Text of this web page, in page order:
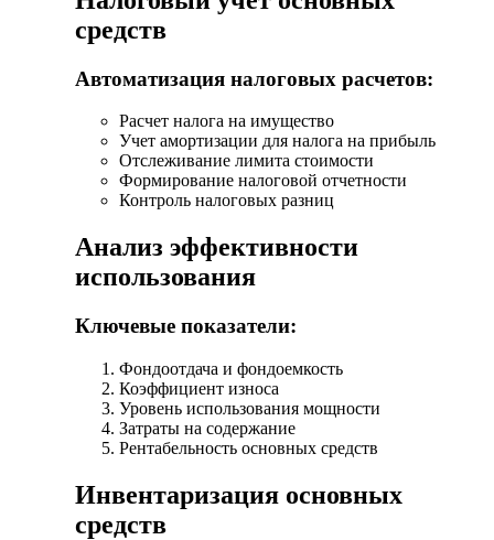
средств
Автоматизация налоговых расчетов:
Расчет налога на имущество
Учет амортизации для налога на прибыль
Отслеживание лимита стоимости
Формирование налоговой отчетности
Контроль налоговых разниц
Анализ эффективности
использования
Ключевые показатели:
Фондоотдача и фондоемкость
Коэффициент износа
Уровень использования мощности
Затраты на содержание
Рентабельность основных средств
Инвентаризация основных
средств